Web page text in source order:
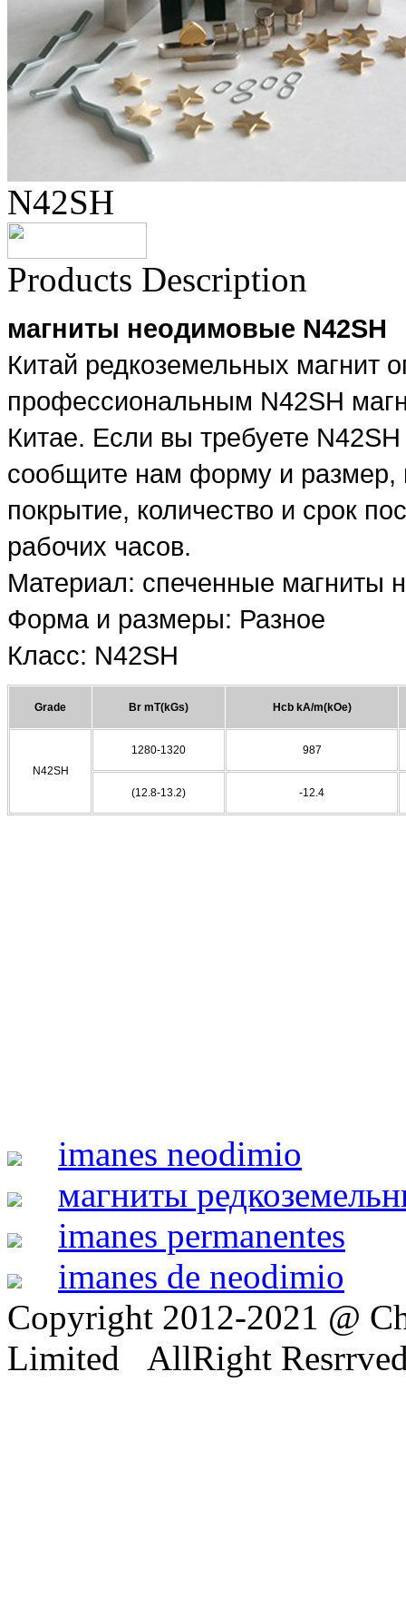
N42SH
Products Description
магниты неодимовые N42SH
Китай редкоземельных магнит
профессиональным N42SH
Китае. Если вы требуете
сообщите нам форму и размер,
покрытие, количество и срок
рабочих часов.
Материал: спеченные магниты
Форма и размеры: Разное
Класс: N42SH
Grade Br mT(kGs) Hcb kA/m(kOe)
N42SH
1280-1320 987
(12.8-13.2) -12.4
imanes neodimio
магниты
imanes permanentes
imanes de neodimio
Copyright 2012-2021 @
Limited AllRight